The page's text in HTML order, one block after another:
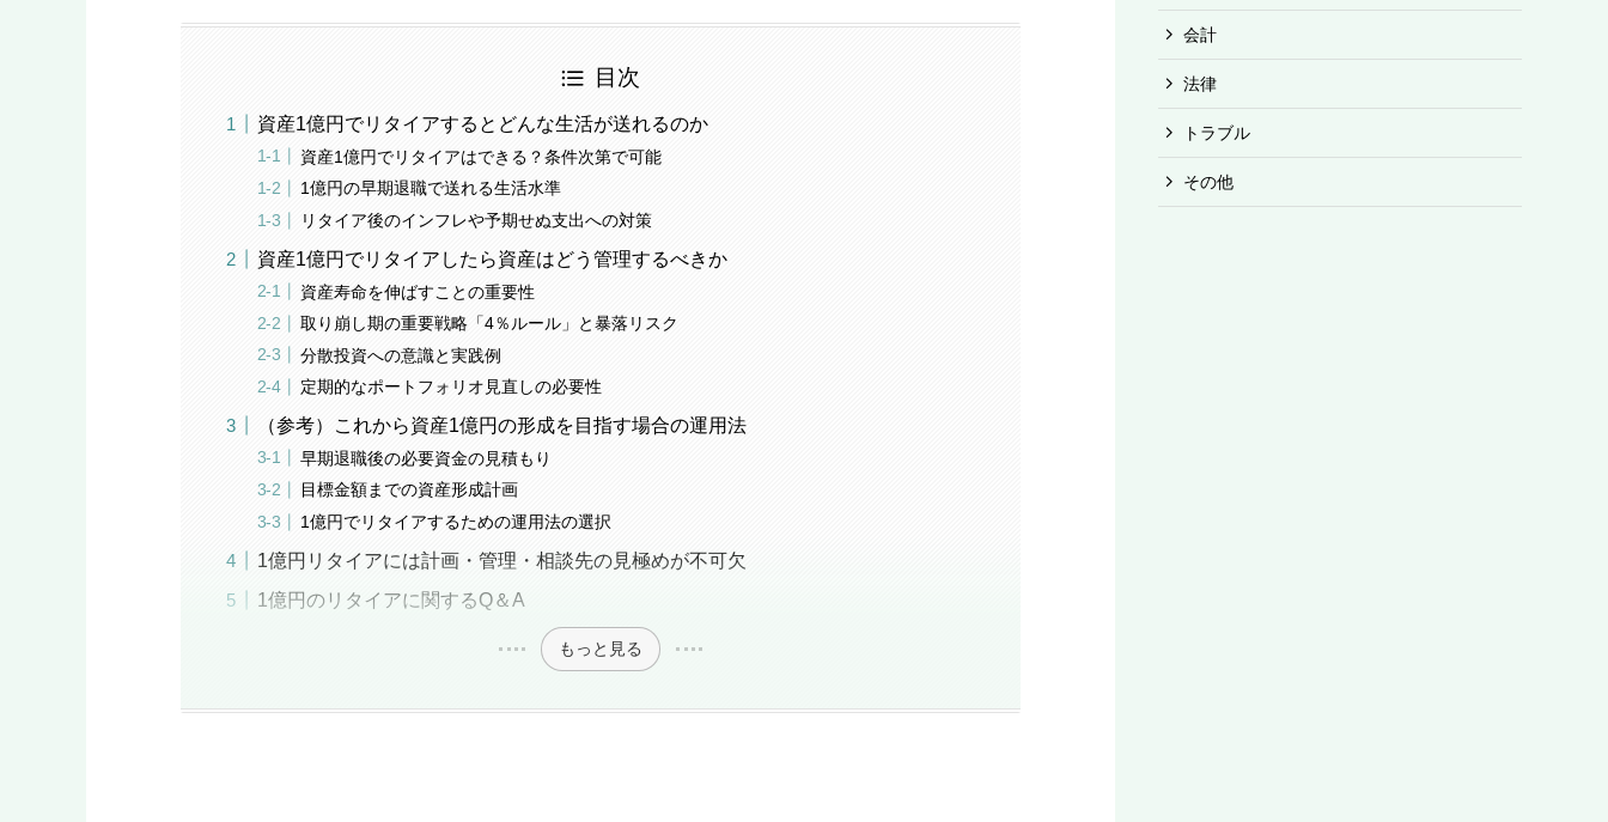
目次
資産1億円でリタイアするとどんな生活が送れるのか
資産1億円でリタイアはできる？条件次第で可能
1億円の早期退職で送れる生活水準
リタイア後のインフレや予期せぬ支出への対策
資産1億円でリタイアしたら資産はどう管理するべきか
資産寿命を伸ばすことの重要性
取り崩し期の重要戦略「4％ルール」と暴落リスク
分散投資への意識と実践例
定期的なポートフォリオ見直しの必要性
（参考）これから資産1億円の形成を目指す場合の運用法
早期退職後の必要資金の見積もり
目標金額までの資産形成計画
1億円でリタイアするための運用法の選択
1億円リタイアには計画・管理・相談先の見極めが不可欠
1億円のリタイアに関するQ＆A
もっと見る
会計
法律
トラブル
その他